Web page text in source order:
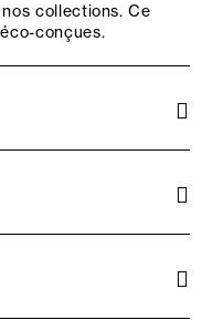
collections. Ce
conçues.